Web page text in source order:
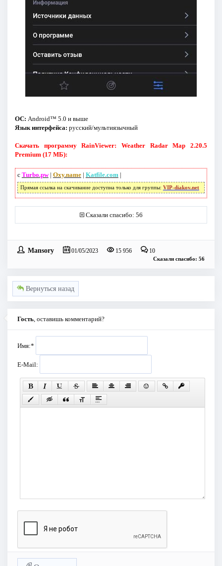
ОС: Android™ 5.0 и выше
Язык интерфейса: русский/мультиязычный
Скачать программу RainViewer: Weather Radar Map 2.20.5
Premium (17 МБ):
с Turbo.pw| Oxy.name| Katfile.com |
Прямая ссылка на скачивание доступна только для группы: VIP-diakov.net
Сказали спасибо: 56
Mansory 01/05/2023 15 956 10
Сказали спасибо: 56
Вернуться назад
Гость , оставишь комментарий?
Имя:*
E-Mail: